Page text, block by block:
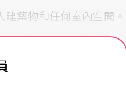
築物和任何室內空間。
一起，相互不接觸一
館。
成為一大困難，策展人